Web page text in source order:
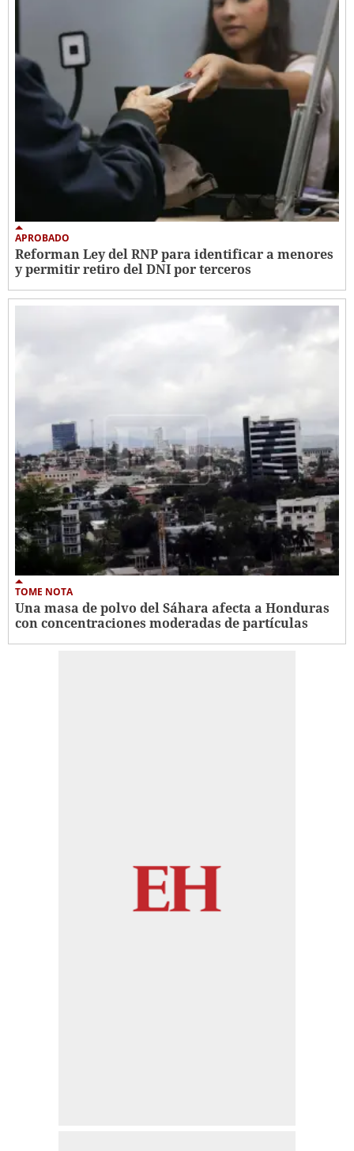
APROBADO
Reforman Ley del RNP para identificar a menores
y permitir retiro del DNI por terceros
TOME NOTA
Una masa de polvo del Sáhara afecta a Honduras
con concentraciones moderadas de partículas